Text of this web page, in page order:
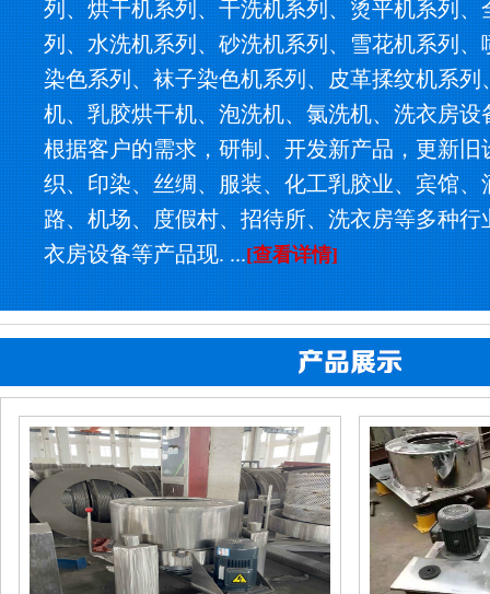
列、烘干机系列、干洗机系列、烫平机系列、
列、水洗机系列、砂洗机系列、雪花机系列、
染色系列、袜子染色机系列、皮革揉纹机系列
机、乳胶烘干机、泡洗机、氯洗机、洗衣房设
根据客户的需求，研制、开发新产品，更新旧
织、印染、丝绸、服装、化工乳胶业、宾馆、
路、机场、度假村、招待所、洗衣房等多种行
衣房设备等产品现. ...[查看详情]